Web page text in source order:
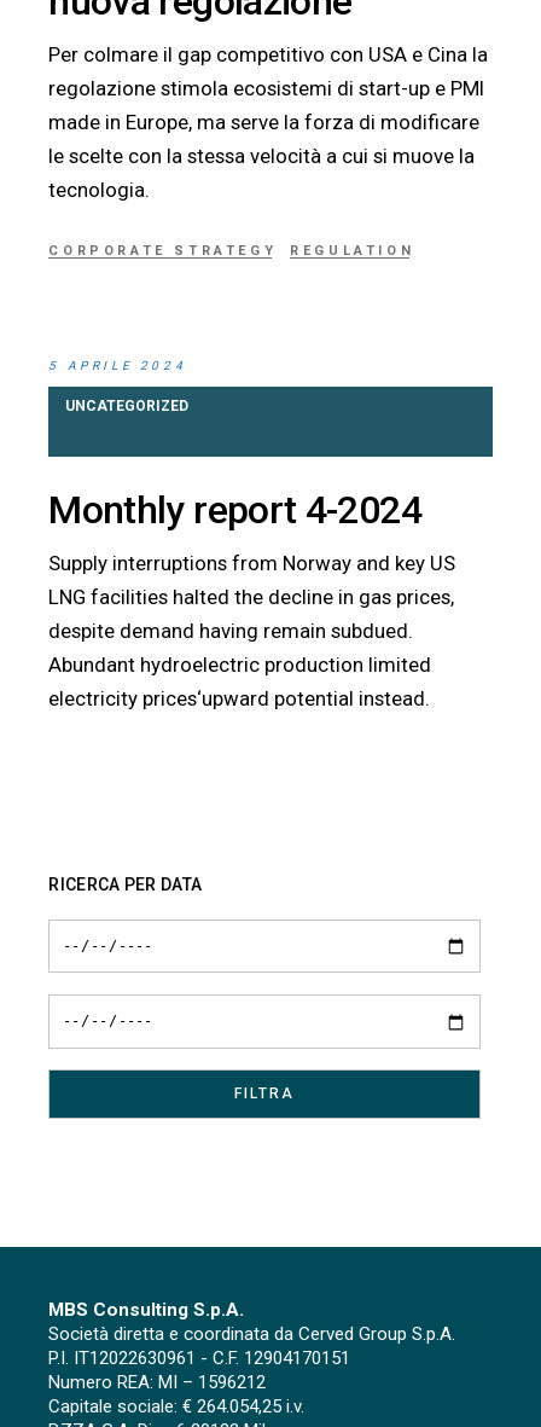
Per colmare il gap competitivo con USA e Cina la
regolazione stimola ecosistemi di start-up e PMI
made in Europe, ma serve la forza di modificare
le scelte con la stessa velocità a cui si muove la
tecnologia.
CORPORATE STRATEGY REGULATION
5 APRILE 2024
UNCATEGORIZED
Monthly report 4-2024
Supply interruptions from Norway and key US
LNG facilities halted the decline in gas prices,
despite demand having remain subdued.
Abundant hydroelectric production limited
electricity prices‘upward potential instead.
RICERCA PER DATA
MBS Consulting S.p.A.
Società diretta e coordinata da Cerved Group S.p.A.
P.I. IT12022630961 - C.F. 12904170151
Numero REA: MI – 1596212
Capitale sociale: € 264.054,25 i.v.